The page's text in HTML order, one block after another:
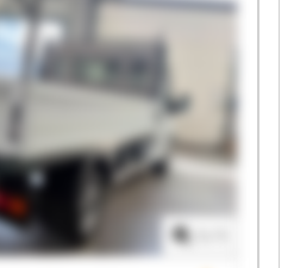
Schmitz Cargobull Trailer
Trailer Store Lille
Store Lille Schmitz
Schmitz Cargobull Trailer
Trailer Store Lille
Store Lille Schmitz
Schmitz Cargobull Trailer
Trailer Store Lille